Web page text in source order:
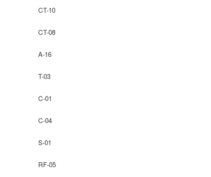
CT-10
CT-08
A-16
T-03
C-01
C-04
S-01
RF-05